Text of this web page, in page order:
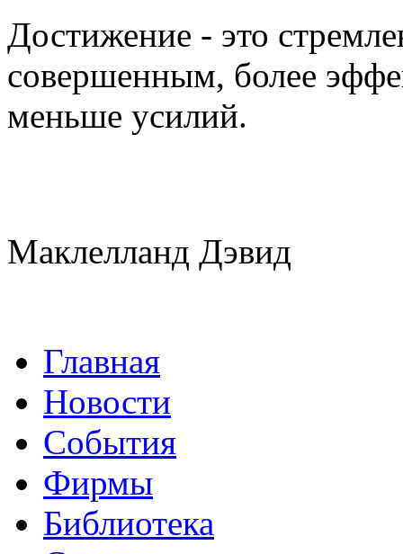
Достижение - это
совершенным, более
меньше усилий.
Маклелланд Дэвид
Главная
Новости
События
Фирмы
Библиотека